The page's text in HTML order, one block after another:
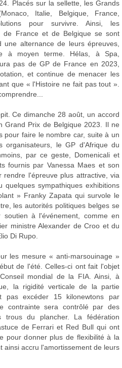
Placés sur la sellette, les Grands
Italie, Belgique, France,
pour survivre. Ainsi, les
de France et de Belgique se sont
alternance de leurs épreuves,
à moyen terme. Hélas, à Spa,
pas de GP de France en 2023,
et continue de menacer les
que « l'Histoire ne fait pas tout ».
Ce dimanche 28 août, un accord
Grand Prix de Belgique 2023. Il ne
pour faire le nombre car, suite à un
organisateurs, le GP d'Afrique du
par ce geste, Domenicali et
fournis par Vanessa Maes et son
l'épreuve plus attractive, via
sympathiques exhibitions
» Franky Zapata qui survole le
les autorités politiques belges se
soutien à l'événement, comme en
ministre Alexander de Croo et du
Di Rupo.
les mesure « anti-marsouinage »
de l'été. Celles-ci ont fait l'objet
mondial de la FIA. Ainsi, à
la rigidité verticale de la partie
excéder 15 kilonewtons par
contrainte sera contrôlé par des
trous du plancher. La fédération
de Ferrari et Red Bull qui ont
pour donner plus de flexibilité à la
ainsi accru l'amortissement de leurs